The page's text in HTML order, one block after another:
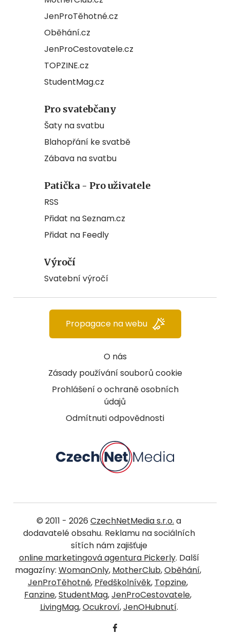
JenProTěhotné.cz
Oběhání.cz
JenProCestovatele.cz
TOPZINE.cz
StudentMag.cz
Pro svatebčany
Šaty na svatbu
Blahopřání ke svatbě
Zábava na svatbu
Patička - Pro uživatele
RSS
Přidat na Seznam.cz
Přidat na Feedly
Výročí
Svatební výročí
O nás
Zásady používání souborů cookie
Prohlášení o ochraně osobních
údajů
Odmítnuti odpovědnosti
Propagace na webu
© 2011 - 2026 CzechNetMedia s.r.o. a
dodavatelé obsahu. Reklamu na sociálních
sítích nám zajišťuje
online marketingová agentura Pickerly. Další
magazíny: WomanOnly, MotherClub,Oběhání,
JenProTěhotné, Předškolnívěk, Topzine,
Fanzine,StudentMag,JenProCestovatele,
LivingMag,Ocukroví,JenOHubnutí.